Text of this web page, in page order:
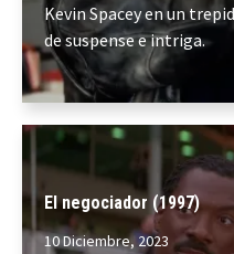
Kevin Spacey en un
de suspense e intriga.
El negociador (1997)
10 Diciembre, 2023